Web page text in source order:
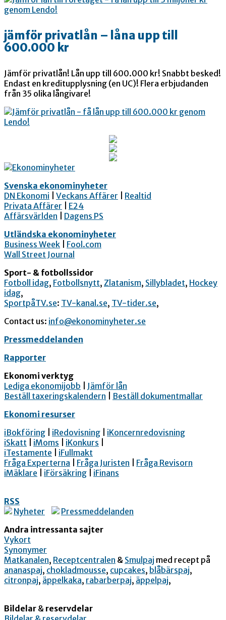
jämför privatlån – låna upp till
600.000 kr
Jämför privatlån! Lån upp till 600.000 kr! Snabbt besked!
Endast en kreditupplysning (en UC)! Flera erbjudanden
från 35 olika långivare!
Svenska ekonominyheter
DN Ekonomi
Veckans Affärer
Realtid
Privata Affärer
E24
Affärsvärlden
Dagens PS
Utländska ekonominyheter
Business Week
Fool.com
Wall Street Journal
Sport- & fotbollssidor
Fotboll idag, Fotbollsnytt, Zlatanism, Sillybladet, Hockey
idag,
SportpåTV.se: TV-kanal.se, TV-tider.se,
Contact us: info@ekonominyheter.se
Pressmeddelanden
Rapporter
Ekonomi verktyg
Lediga ekonomijobb
Jämför lån
Beställ taxeringskalendern
Beställ dokumentmallar
Ekonomi resurser
iBokföring
iRedovisning
iKoncernredovisning
iSkatt
iMoms iKonkurs
iTestamente
iFullmakt
Fråga Experterna
Fråga Juristen
Fråga Revisorn
iMäklare
iFörsäkring iFinans
RSS
Nyheter
Pressmeddelanden
Andra intressanta sajter
Vykort
Synonymer
Matkanalen, Receptcentralen & Smulpaj med recept på
ananaspaj, chokladmousse, cupcakes, blåbärspaj,
citronpaj, äppelkaka, rabarberpaj, äppelpaj,
Bildelar & reservdelar